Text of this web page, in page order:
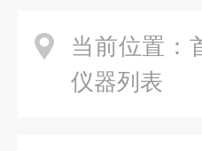
当前位置：
仪器列表